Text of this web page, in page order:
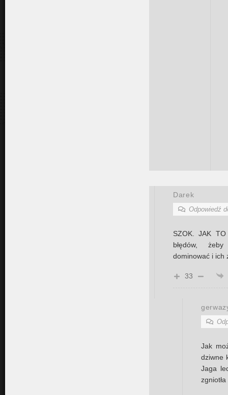
Darek
Odpowiedź
SZOK. JAK
błędów,
dominować i ich
33
Jak
dziwne
Jaga